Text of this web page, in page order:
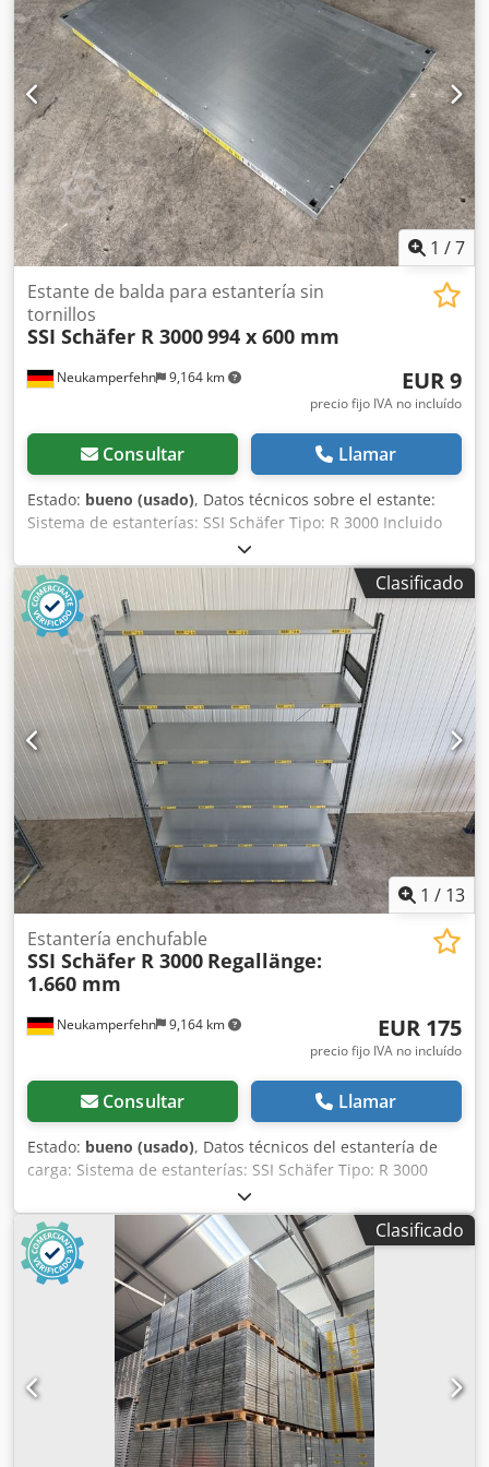
Dsfx Acqekr
1 /7
Neukamperfehn 9,164 km
Estante de balda para estantería sin
tornillos
SSI Schäfer R 3000994 x 600 mm
EUR 9
precio fijo IVA no incluído
Consultar Llamar
Estado: bueno (usado), Datos técnicos sobre el estante:
Sistema de estanterías: SSI Schäfer Tipo: R 3000 Incluido
en el suministro: Estantes, usados Color del material:
galvanizado Sendzimir Ancho total: aprox. 994 mm
Profundidad total: aprox. 594 mm Para profundidad de
bastidor: aprox. 600 mm Altura: aprox. 30 mm Peso por
unidad: aprox. 5,16 kg Sus personas de contacto en
nuestra empresa: Sr. Andre Evering Sr. Mario Klöver
Dkodpfx Acey Ex Rleqer Sr. Falk Deutsch Información
general sobre el artículo: Este artículo solo se ofrece para
recogida. Si se desea un transporte o envío, esto conlleva
costes adicionales, que pueden consultarse dependiendo
del destino o el alcance de la entrega.
Clasificado
1 / 13
Neukamperfehn 9,164 km
Estantería enchufable
SSI Schäfer R 3000 Regallänge:
1.660 mm
EUR 175
precio fijo IVA no incluído
Consultar Llamar
Estado: bueno (usado), Datos técnicos del estantería de
carga: Sistema de estanterías: SSI Schäfer Tipo: R 3000
Datos técnicos de la instalación: Número de filas de
estantería: 01 ud. Longitud de estantería: 1.660 mm
Número de módulos por fila de estantería: 01 ud. Incluido
en el alcance de suministro: 02x bastidores para estantería
de carga, usados Color material: galvanizado sendzimir
Ejecución: ranurado Paso de ajuste: 26,5 | 26,5 mm Perfil
de bastidor: 31 x 60 x 0,88 mm Peso por pieza: aprox. 8,92
kg Incl. refuerzo diagonal y placas base (Los bastidores se
entregan premontados) Dsdpfjyzwz Uex Acqekr Altura:
2.490 mm Fondo: 600 mm 06x estantes, usados Color
material: galvanizado sendzimir Para profundidad de
bastidor: aprox. 600 mm Ancho total: aprox. 1.600 mm
Clasificado